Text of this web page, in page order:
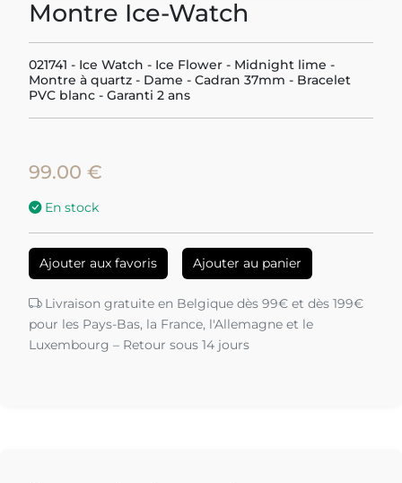
Montre Ice-Watch
021741 - Ice Watch - Ice Flower - Midnight lime -
Montre à quartz - Dame - Cadran 37mm - Bracelet
PVC blanc - Garanti 2 ans
99.00 €
En stock
Ajouter aux favoris Ajouter au panier
Livraison gratuite en Belgique dès 99€ et dès 199€
pour les Pays-Bas, la France, l'Allemagne et le
Luxembourg – Retour sous 14 jours